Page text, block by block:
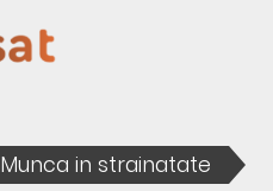
Munca in strainatate